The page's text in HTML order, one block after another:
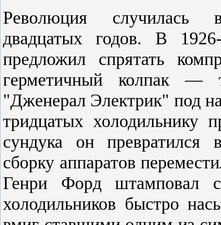
Революция случилась
двадцатых годов. В
предложил спрятать
герметичный колпак —
"Дженерал Электрик" под
тридцатых холодильнику
сундука он превратился
сборку аппаратов
Генри Форд штамповал
холодильников быстро